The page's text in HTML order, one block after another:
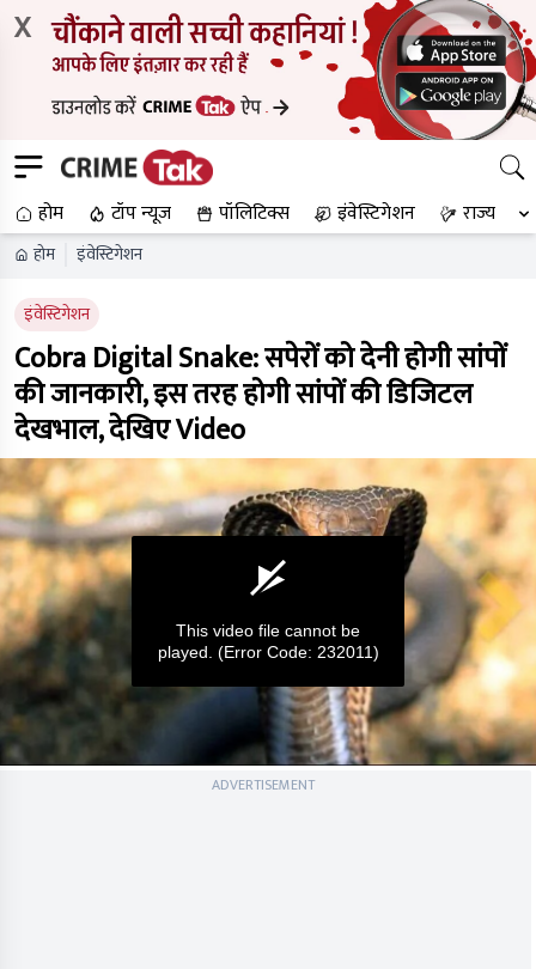
X
होम टॉप न्यूज पॉलिटिक्स इंवेस्टिगेशन राज्य
होम इंवेस्टिगेशन
इंवेस्टिगेशन
Cobra Digital Snake: सपेरों को देनी होगी सांपों
की जानकारी, इस तरह होगी सांपों की डिजिटल
देखभाल, देखिए Video
This video file cannot be
played. (Error Code: 232011)
ADVERTISEMENT